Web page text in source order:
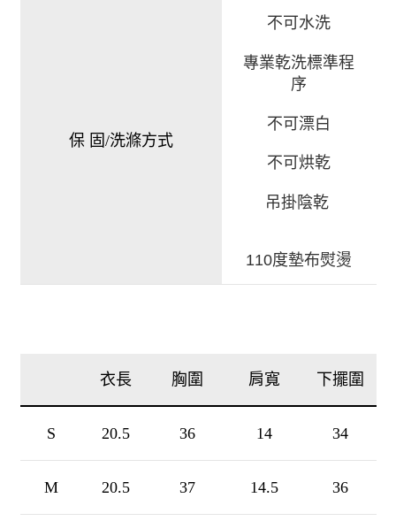
保 固/洗滌方式
不可水洗
專業乾洗標準程
序
不可漂白
不可烘乾
吊掛陰乾
110度墊布熨燙
衣長 胸圍 肩寬 下擺圍
S 20.5 36 14 34
M 20.5 37 14.5 36